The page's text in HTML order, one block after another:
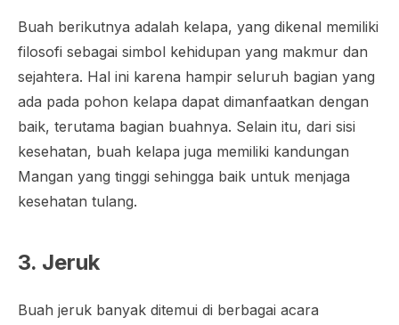
Buah berikutnya adalah kelapa, yang dikenal memiliki
filosofi sebagai simbol kehidupan yang makmur dan
sejahtera. Hal ini karena hampir seluruh bagian yang
ada pada pohon kelapa dapat dimanfaatkan dengan
baik, terutama bagian buahnya. Selain itu, dari sisi
kesehatan, buah kelapa juga memiliki kandungan
Mangan yang tinggi sehingga baik untuk menjaga
kesehatan tulang.
3. Jeruk
Buah jeruk banyak ditemui di berbagai acara